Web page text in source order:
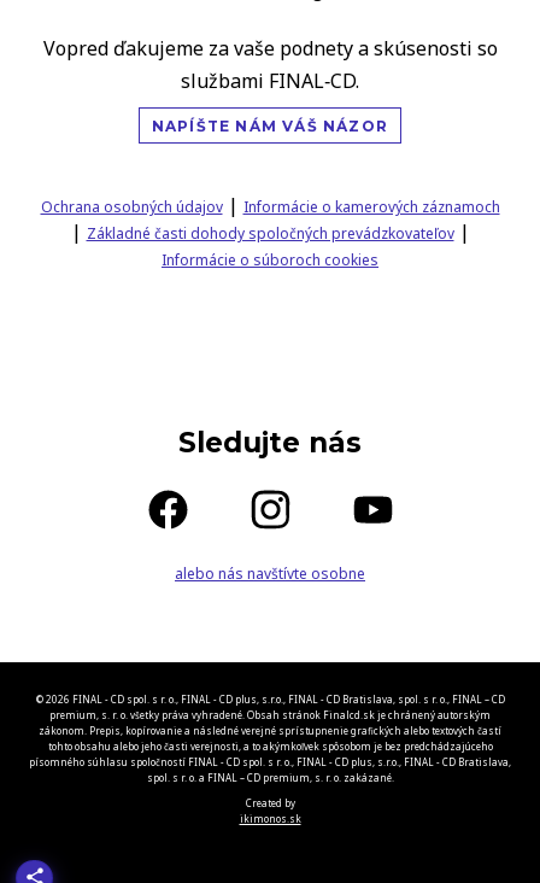
Vopred ďakujeme za vaše podnety a skúsenosti so
službami FINAL‑CD.
NAPÍŠTE NÁM VÁŠ NÁZOR
Ochrana osobných údajov| Informácie o kamerových záznamoch
| Základné časti dohody spoločných prevádzkovateľov|
Informácie o súboroch cookies
Sledujte nás
alebo nás navštívte osobne
© 2026 FINAL - CD spol. s r. o., FINAL - CD plus, s.r.o., FINAL - CD Bratislava, spol. s r. o., FINAL – CD
premium, s. r. o. všetky práva vyhradené. Obsah stránok Finalcd.sk je chránený autorským
zákonom. Prepis, kopírovanie a následné verejné sprístupnenie grafických alebo textových častí
tohto obsahu alebo jeho časti verejnosti, a to akýmkoľvek spôsobom je bez predchádzajúceho
písomného súhlasu spoločností FINAL - CD spol. s r. o., FINAL - CD plus, s.r.o., FINAL - CD Bratislava,
spol. s r. o. a FINAL – CD premium, s. r. o. zakázané.
Created by
ikimonos.sk